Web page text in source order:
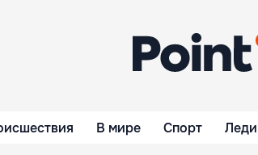
В мире Спорт Леди